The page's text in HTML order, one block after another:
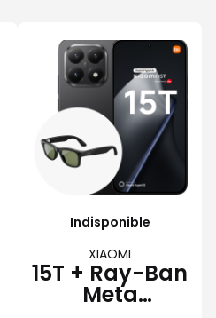
Indisponible
XIAOMI
15T + Ray-Ban
Meta